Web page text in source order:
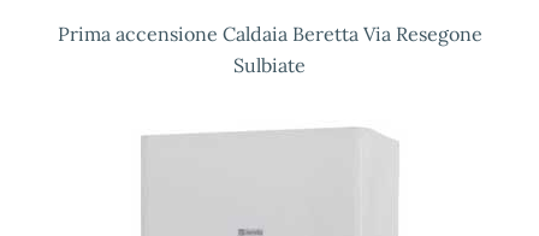
Prima accensione Caldaia Beretta Via Resegone
Sulbiate